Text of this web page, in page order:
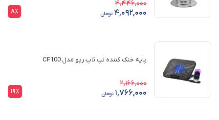
4,446,000
4,092,000 تومان 8٪
پایه خنک کننده لپ تاپ رپو مدل CF100
2,166,000
1,766,000 تومان 19٪